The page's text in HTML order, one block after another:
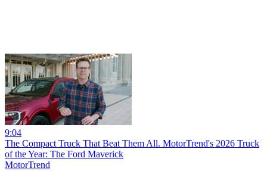
9:04
The Compact Truck That Beat Them All. MotorTrend's 2026 Truck
of the Year: The Ford Maverick
MotorTrend